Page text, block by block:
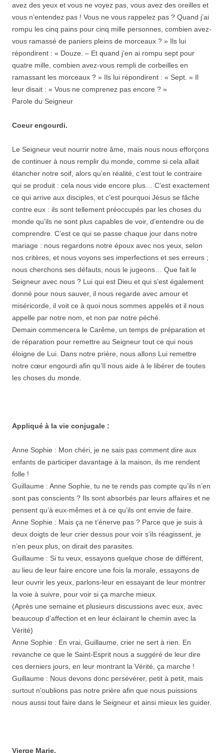
avez des yeux et vous ne voyez pas, vous avez des oreilles et
vous n’entendez pas ! Vous ne vous rappelez pas ? Quand j’ai
rompu les cinq pains pour cinq mille personnes, combien avez-
vous ramassé de paniers pleins de morceaux ? » Ils lui
répondirent : « Douze. – Et quand j’en ai rompu sept pour
quatre mille, combien avez-vous rempli de corbeilles en
ramassant les morceaux ? » Ils lui répondirent : « Sept. » Il
leur disait : « Vous ne comprenez pas encore ? »
Parole du Seigneur
Coeur engourdi.
Le Seigneur veut nourrir notre âme, mais nous nous efforçons
de continuer à nous remplir du monde, comme si cela allait
étancher notre soif, alors qu’en réalité, c’est tout le contraire
qui se produit : cela nous vide encore plus… C’est exactement
ce qui arrive aux disciples, et c’est pourquoi Jésus se fâche
contre eux : ils sont tellement préoccupés par les choses du
monde qu’ils ne sont plus capables de voir, d’entendre ou de
comprendre. C’est ce qui se passe chaque jour dans notre
mariage : nous regardons notre époux avec nos yeux, selon
nos critères, et nous voyons ses imperfections et ses erreurs ;
nous cherchons ses défauts, nous le jugeons… Que fait le
Seigneur avec nous ? Lui qui est Dieu et qui s’est également
donné pour nous sauver, il nous regarde avec amour et
miséricorde, il voit ce à quoi nous sommes appelés et il nous
appelle par notre nom, et non par notre péché.
Demain commencera le Carême, un temps de préparation et
de réparation pour remettre au Seigneur tout ce qui nous
éloigne de Lui. Dans notre prière, nous allons Lui remettre
notre cœur engourdi afin qu’Il nous aide à le libérer de toutes
les choses du monde.
Appliqué à la vie conjugale :
Anne Sophie : Mon chéri, je ne sais pas comment dire aux
enfants de participer davantage à la maison, ils me rendent
folle !
Guillaume : Anne Sophie, tu ne te rends pas compte qu’ils n’en
sont pas conscients ? Ils sont absorbés par leurs affaires et ne
pensent qu’à eux-mêmes et à ce qu’ils ont envie de faire.
Anne Sophie : Mais ça ne t’énerve pas ? Parce que je suis à
deux doigts de leur crier dessus pour voir s’ils réagissent, je
n’en peux plus, on dirait des parasites.
Guillaume : Si tu veux, essayons quelque chose de différent,
au lieu de leur faire encore une fois la morale, essayons de
leur ouvrir les yeux, parlons-leur en essayant de leur montrer
la voie à suivre, pour voir si ça marche mieux.
(Après une semaine et plusieurs discussions avec eux, avec
beaucoup d’affection et en leur éclairant le chemin avec la
Vérité)
Anne Sophie : En vrai, Guillaume, crier ne sert à rien. En
revanche ce que le Saint-Esprit nous a suggéré de leur dire
ces derniers jours, en leur montrant la Vérité, ça marche !
Guillaume : Nous devons donc persévérer, petit à petit, mais
surtout n’oublions pas notre prière afin que nous puissions
nous aussi tout faire dans le Seigneur et ainsi mieux les guider.
Vierge Marie,